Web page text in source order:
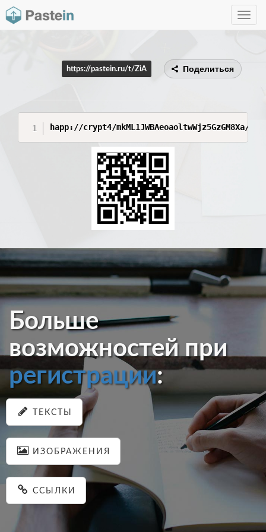
Toggle
https://pastein.ru/t/ZiA Поделиться
happ://crypt4/mkML1JWBAeoaoltwWjz5GzGM8Xa/4G/
Больше
возможностей при
регистрации:
ТЕКСТЫ
ИЗОБРАЖЕНИЯ
ССЫЛКИ